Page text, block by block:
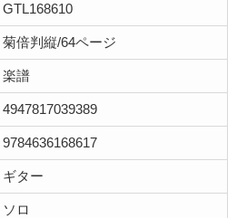
GTL168610
菊倍判縦/64ページ
楽譜
4947817039389
9784636168617
ギター
ソロ